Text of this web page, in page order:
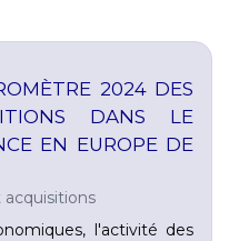
2024 DES
DANS LE
EN EUROPE DE
acquisitions
l'activité des